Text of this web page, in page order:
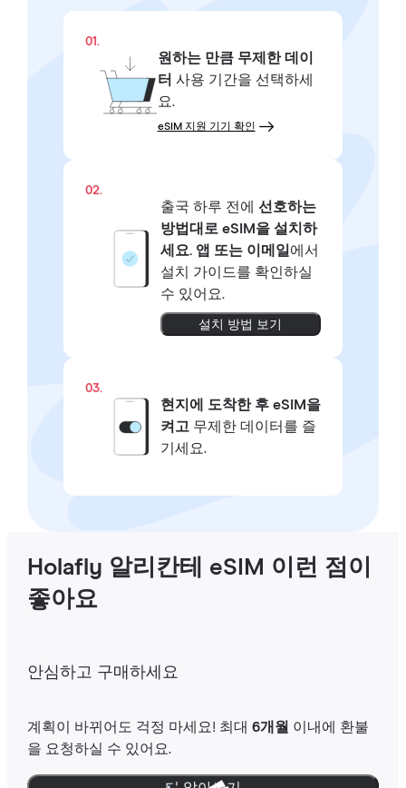
01.
원하는 만큼 무제한 데이
터 사용 기간을 선택하세
요.
eSIM 지원 기기 확인
02.
출국 하루 전에 선호하는
방법대로 eSIM을 설치하
세요. 앱 또는 이메일 에서
설치 가이드를 확인하실
수 있어요.
설치 방법 보기
03.
현지에 도착한 후 eSIM을
켜고 무제한 데이터를 즐
기세요.
Holafly 알리칸테 eSIM 이런 점이
좋아요
안심하고 구매하세요
계획이 바뀌어도 걱정 마세요! 최대 6개월 이내에 환불
을 요청하실 수 있어요.